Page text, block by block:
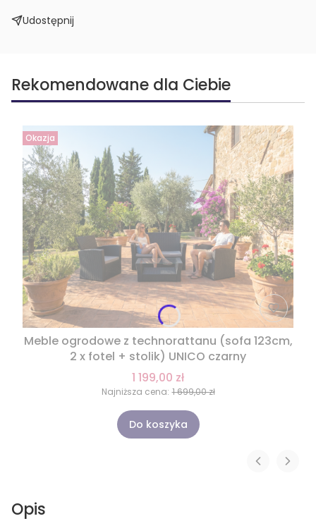
Udostępnij
Rekomendowane dla Ciebie
Okazja
Meble ogrodowe z technorattanu (sofa 123cm,
2 x fotel + stolik) UNICO czarny
1 199,00 zł
Najniższa cena: 1 699,00 zł
Do koszyka
Opis